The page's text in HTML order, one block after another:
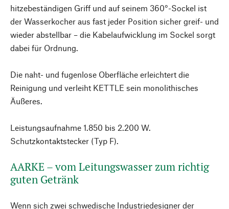
hitzebeständigen Griff und auf seinem 360°-Sockel ist
der Wasserkocher aus fast jeder Position sicher greif- und
wieder abstellbar – die Kabelaufwicklung im Sockel sorgt
dabei für Ordnung.
Die naht- und fugenlose Oberfläche erleichtert die
Reinigung und verleiht KETTLE sein monolithisches
Äußeres.
Leistungsaufnahme 1.850 bis 2.200 W.
Schutzkontaktstecker (Typ F).
AARKE – vom Leitungswasser zum richtig
guten Getränk
Wenn sich zwei schwedische Industriedesigner der